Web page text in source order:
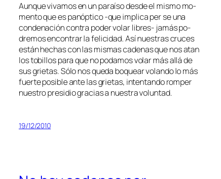
Aunque vi­va­mos en un pa­raí­so des­de el mis­mo mo­
men­to que es pan­óp­ti­co ‑que im­pli­ca per se una
con­de­na­ción con­tra po­der vo­lar libres- ja­más po­
dre­mos en­con­trar la fe­li­ci­dad. Así nues­tras cru­ces
es­tán he­chas con las mis­mas ca­de­nas que nos atan
los to­bi­llos pa­ra que no po­da­mos vo­lar más allá de
sus grie­tas. Sólo nos que­da bo­quear vo­lan­do lo más
fuer­te po­si­ble an­te las grie­tas, in­ten­tan­do rom­per
nues­tro pre­si­dio gra­cias a nues­tra voluntad.
19/12/2010